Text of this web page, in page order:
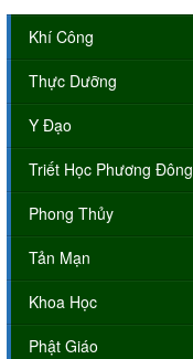
Khí Công
Thực Dưỡng
Y Đạo
Triết Học Phương Đông
Phong Thủy
Tản Mạn
Khoa Học
Phật Giáo